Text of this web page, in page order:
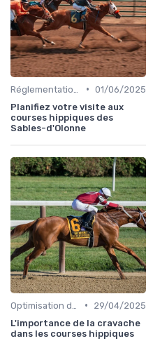
• 01/06/2025
Planifiez votre visite aux
courses hippiques des
Sables-d'Olonne
•
29/04/2025
L'importance de la cravache
dans les courses hippiques